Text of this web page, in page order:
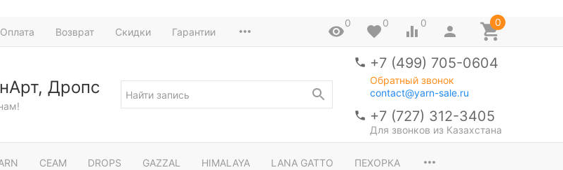
Оплата Возврат Скидки Гарантии
0 0 0 0
Дропс
+7 (499) 705-0604
Обратный звонок
contact@yarn-sale.ru
+7 (727) 312-3405
Для звонков из Казахстана
СЕАМ DROPS GAZZAL HIMALAYA LANA GATTO ПЕХОРКА